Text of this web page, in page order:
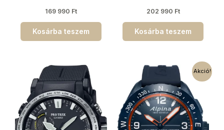
169 990 Ft
Kosárba teszem
202 990 Ft
Kosárba teszem
Akció!